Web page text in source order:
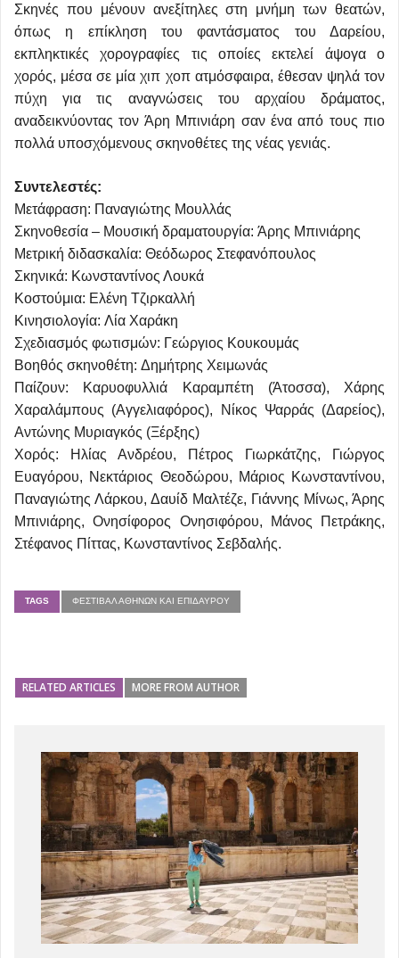
Σκηνές που μένουν ανεξίτηλες στη μνήμη των θεατών,
όπως η επίκληση του φαντάσματος του Δαρείου,
εκπληκτικές χορογραφίες τις οποίες εκτελεί άψογα ο
χορός, μέσα σε μία χιπ χοπ ατμόσφαιρα, έθεσαν ψηλά τον
πύχη για τις αναγνώσεις του αρχαίου δράματος,
αναδεικνύοντας τον Άρη Μπινιάρη σαν ένα από τους πιο
πολλά υποσχόμενους σκηνοθέτες της νέας γενιάς.
Συντελεστές:
Μετάφραση: Παναγιώτης Μουλλάς
Σκηνοθεσία – Mουσική δραματουργία: Άρης Μπινιάρης
Μετρική διδασκαλία: Θεόδωρος Στεφανόπουλος
Σκηνικά: Κωνσταντίνος Λουκά
Κοστούμια: Ελένη Τζιρκαλλή
Κινησιολογία: Λία Χαράκη
Σχεδιασμός φωτισμών: Γεώργιος Κουκουμάς
Βοηθός σκηνοθέτη: Δημήτρης Χειμωνάς
Παίζουν: Καρυοφυλλιά Καραμπέτη (Άτοσσα), Χάρης
Χαραλάμπους (Αγγελιαφόρος), Νίκος Ψαρράς (Δαρείος),
Αντώνης Μυριαγκός (Ξέρξης)
Χορός: Ηλίας Ανδρέου, Πέτρος Γιωρκάτζης, Γιώργος
Ευαγόρου, Νεκτάριος Θεοδώρου, Μάριος Κωνσταντίνου,
Παναγιώτης Λάρκου, Δαυίδ Μαλτέζε, Γιάννης Μίνως, Άρης
Μπινιάρης, Ονησίφορος Ονησιφόρου, Μάνος Πετράκης,
Στέφανος Πίττας, Κωνσταντίνος Σεβδαλής.
TAGS ΦΕΣΤΙΒΆΛ ΑΘΗΝΏΝ ΚΑΙ ΕΠΙΔΑΎΡΟΥ
RELATED ARTICLES MORE FROM AUTHOR